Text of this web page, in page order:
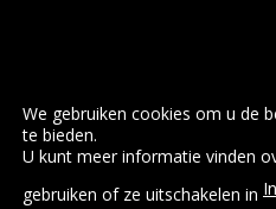
Rouveen Kaasspecialiteiten
We gebruiken cookies om u de
te bieden.
U kunt meer informatie vinden
gebruiken of ze uitschakelen in